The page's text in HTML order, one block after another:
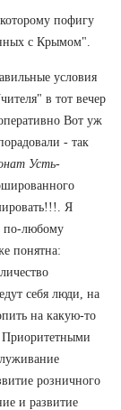
пофигу
с Крымом".
условия
в тот вечер
Вот уж
- так
Усть-
Я
по-любому
понятна:
себя люди, на
на какую-то
розничного
и развитие